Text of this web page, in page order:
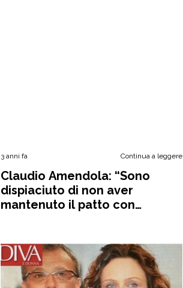
3 anni fa Continua a leggere
Claudio Amendola: “Sono
dispiaciuto di non aver
mantenuto il patto con